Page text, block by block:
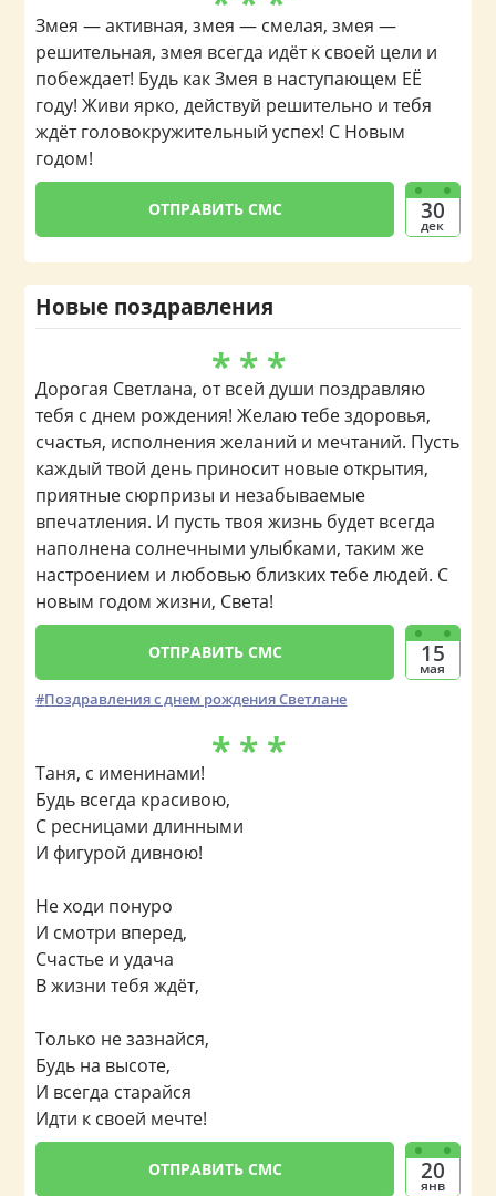
Змея — активная, змея — смелая, змея —
решительная, змея всегда идёт к своей цели и
побеждает! Будь как Змея в наступающем ЕЁ
году! Живи ярко, действуй решительно и тебя
ждёт головокружительный успех! С Новым
годом!
ОТПРАВИТЬ СМС 30
дек
Новые поздравления
* * *
Дорогая Светлана, от всей души поздравляю
тебя с днем рождения! Желаю тебе здоровья,
счастья, исполнения желаний и мечтаний. Пусть
каждый твой день приносит новые открытия,
приятные сюрпризы и незабываемые
впечатления. И пусть твоя жизнь будет всегда
наполнена солнечными улыбками, таким же
настроением и любовью близких тебе людей. С
новым годом жизни, Света!
ОТПРАВИТЬ СМС 15
мая
Поздравления с днем рождения Светлане
* * *
Таня, с именинами!
Будь всегда красивою,
С ресницами длинными
И фигурой дивною!
Не ходи понуро
И смотри вперед,
Счастье и удача
В жизни тебя ждёт,
Только не зазнайся,
Будь на высоте,
И всегда старайся
Идти к своей мечте!
ОТПРАВИТЬ СМС 20
янв